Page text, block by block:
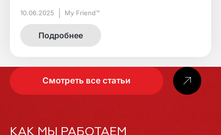
10.06.2025 My Friend™
Подробнее
Смотреть все статьи
КАК МЫ РАБОТАЕМ